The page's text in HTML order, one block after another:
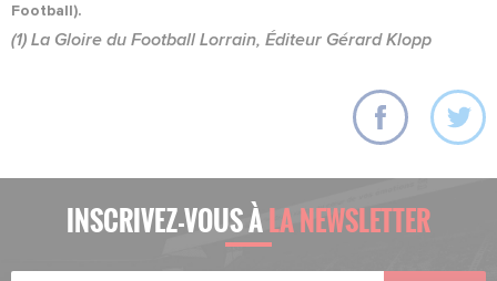
Football).
(1) La Gloire du Football Lorrain, Éditeur Gérard Klopp
INSCRIVEZ-VOUS ÀLA NEWSLETTER